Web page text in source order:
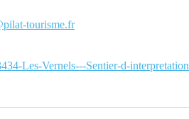
tourisme.fr
Les-Vernels---Sentier-d-interpretation